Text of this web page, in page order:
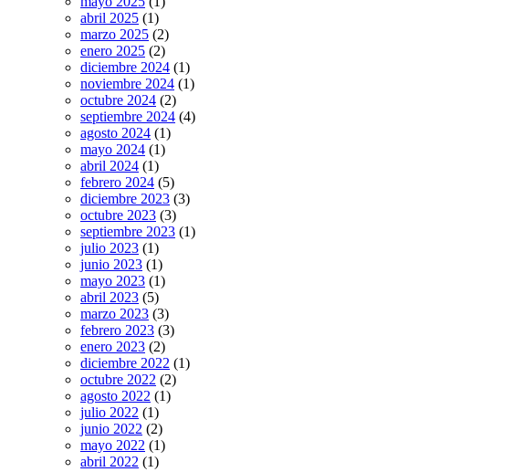
abril 2025 (1)
marzo 2025 (2)
enero 2025 (2)
diciembre 2024 (1)
noviembre 2024 (1)
octubre 2024 (2)
septiembre 2024 (4)
agosto 2024 (1)
mayo 2024 (1)
abril 2024 (1)
febrero 2024 (5)
diciembre 2023 (3)
octubre 2023 (3)
septiembre 2023 (1)
julio 2023 (1)
junio 2023 (1)
mayo 2023 (1)
abril 2023 (5)
marzo 2023 (3)
febrero 2023 (3)
enero 2023 (2)
diciembre 2022 (1)
octubre 2022 (2)
agosto 2022 (1)
julio 2022 (1)
junio 2022 (2)
mayo 2022 (1)
abril 2022 (1)